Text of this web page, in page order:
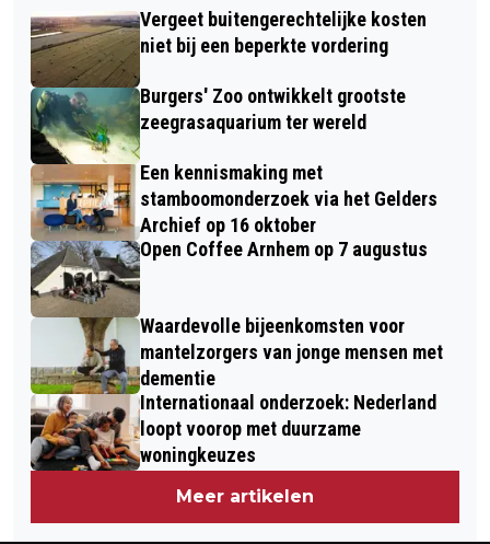
Vergeet buitengerechtelijke kosten
niet bij een beperkte vordering
Burgers' Zoo ontwikkelt grootste
zeegrasaquarium ter wereld
Een kennismaking met
stamboomonderzoek via het Gelders
Archief op 16 oktober
Open Coffee Arnhem op 7 augustus
Waardevolle bijeenkomsten voor
mantelzorgers van jonge mensen met
dementie
Internationaal onderzoek: Nederland
loopt voorop met duurzame
woningkeuzes
Meer artikelen